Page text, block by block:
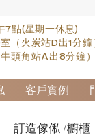
7點(星期一休息)
（火炭站D出1分鐘
頭角站A出8分鐘）
客戶實例
訂造傢俬 /櫥櫃